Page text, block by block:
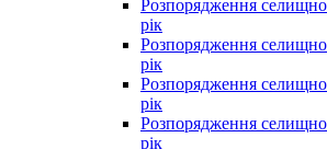
Розпорядження
рік
Розпорядження
рік
Розпорядження
рік
Розпорядження
рік